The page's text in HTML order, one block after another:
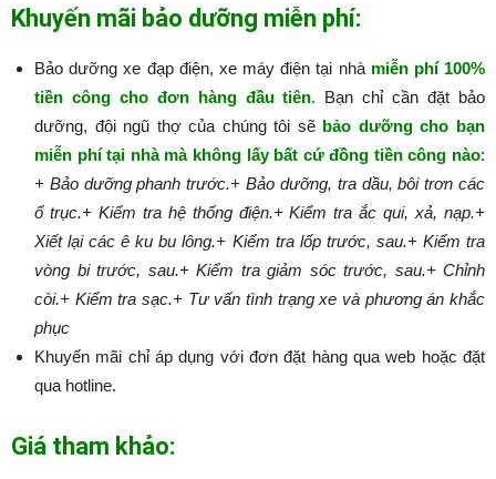
Khuyến mãi bảo dưỡng miễn phí:
Bảo dưỡng xe đạp điện, xe máy điện tại nhà miễn phí 100%
tiền công cho đơn hàng đầu tiên. Bạn chỉ cần đặt bảo
dưỡng, đội ngũ thợ của chúng tôi sẽ bảo dưỡng cho bạn
miễn phí tại nhà mà không lấy bất cứ đồng tiền công nào:​​​​​
+ Bảo dưỡng phanh trước.+ Bảo dưỡng, tra dầu, bôi trơn các
ổ trục.+ Kiểm tra hệ thống điện.+ Kiểm tra ắc qui, xả, nạp.+
Xiết lại các ê ku bu lông.+ Kiểm tra lốp trước, sau.+ Kiểm tra
vòng bi trước, sau.+ Kiểm tra giảm sóc trước, sau.+ Chỉnh
còi.+ Kiểm tra sạc.+ Tư vấn tình trạng xe và phương án khắc
phục
Khuyến mãi chỉ áp dụng với đơn đặt hàng qua web hoặc đặt
qua hotline.
Giá tham khảo: